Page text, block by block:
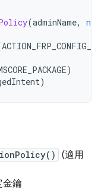
(adminName,
)
)
(適用
金鑰